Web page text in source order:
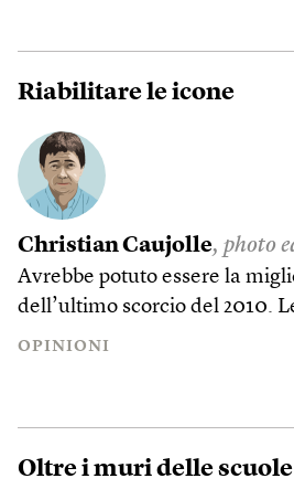
Riabilitare le icone
Christian Caujolle, photo
Avrebbe potuto essere la
dell’ultimo scorcio del 2010.
OPINIONI
Oltre i muri delle scuole